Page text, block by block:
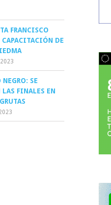
FRANCISCO
DE
NEGRO: SE
FINALES EN